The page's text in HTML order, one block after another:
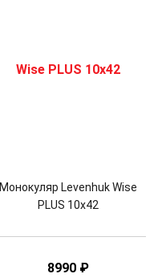
Монокуляр Levenhuk Wise
PLUS 10x42
8990 ₽